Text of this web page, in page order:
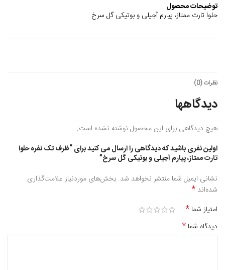
توضیحات محصول
حلوا تارت ممتاز، پیارم آجیلی و بوتیکی گل سرخ
نظرات (0)
دیدگاهها
هیچ دیدگاهی برای این محصول نوشته نشده است.
اولین نفری باشید که دیدگاهی را ارسال می کنید برای “ظرف تک نفره حلوا
تارت ممتاز، پیارم آجیلی و بوتیکی گل سرخ”
نشانی ایمیل شما منتشر نخواهد شد. بخش‌های موردنیاز علامت‌گذاری
شده‌اند *
امتیاز شما *
دیدگاه شما *